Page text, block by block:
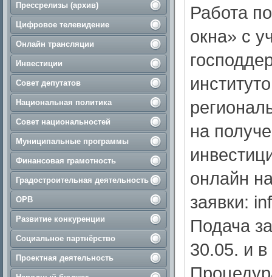
Прессрелизы (архив)
Цифровое телевидение
Онлайн трансляции
Инвестиции
Совет депутатов
Национальная политика
Совет национальностей
Муниципальные программы
Финансовая грамотность
Градостроительная деятельность
ОРВ
Развитие конкуренции
Социальное партнёрство
Проектная деятельность
Работа
окна» с
на
онлайн
заявки:
Подача
30.05. и